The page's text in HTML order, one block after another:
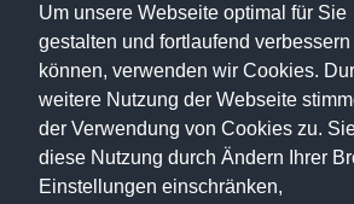
Um unsere Webseite optimal für Sie
gestalten und fortlaufend verbessern
können, verwenden wir Cookies.
weitere Nutzung der Webseite
der Verwendung von Cookies zu.
diese Nutzung durch Ändern Ihrer
Einstellungen einschränken,